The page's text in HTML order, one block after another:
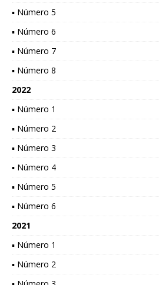
▪ Número 5
▪ Número 6
▪ Número 7
▪ Número 8
2022
▪ Número 1
▪ Número 2
▪ Número 3
▪ Número 4
▪ Número 5
▪ Número 6
2021
▪ Número 1
▪ Número 2